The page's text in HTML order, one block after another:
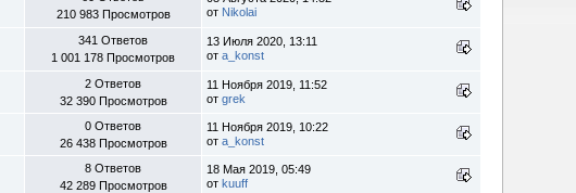
210 983 Просмотров
от Nikolai
341 Ответов
1 001 178 Просмотров
13 Июля 2020, 13:11
отa_konst
2 Ответов
32 390 Просмотров
11 Ноября 2019, 11:52
отgrek
0 Ответов
26 438 Просмотров
11 Ноября 2019, 10:22
отa_konst
8 Ответов
42 289 Просмотров
18 Мая 2019, 05:49
отkuuff